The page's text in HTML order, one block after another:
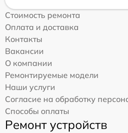
Стоимость ремонта
Оплата и доставка
Контакты
Вакансии
О компании
Ремонтируемые модели
Наши услуги
Согласие на обработку
Способы оплаты
Ремонт устройств